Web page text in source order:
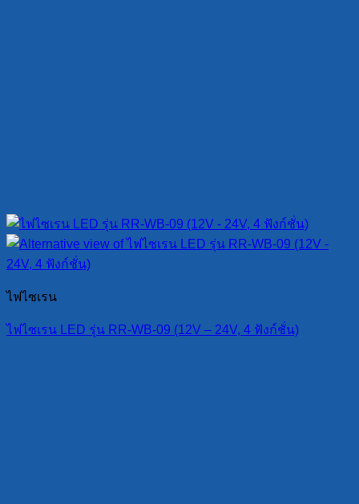
ไฟไซเรน
ไฟไซเรน LED รุ่น RR-WB-09 (12V – 24V, 4 ฟังก์ชั่น)